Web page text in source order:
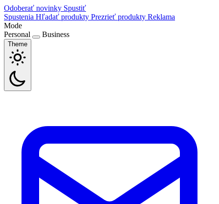
Odoberať novinky Spustiť
Spustenia Hľadať produkty Prezrieť produkty Reklama
Mode
Personal
Business
Theme